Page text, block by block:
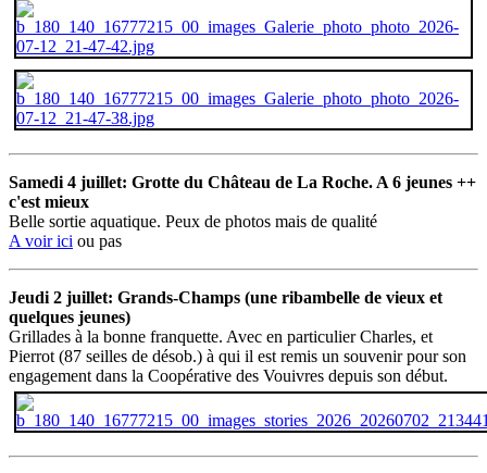
Samedi 4 juillet: Grotte du Château de La Roche. A 6 jeunes ++
c'est mieux
Belle sortie aquatique. Peux de photos mais de qualité
A voir ici ou pas
Jeudi 2 juillet: Grands-Champs (une ribambelle de vieux et
quelques jeunes)
Grillades à la bonne franquette. Avec en particulier Charles, et
Pierrot (87 seilles de désob.) à qui il est remis un souvenir pour son
engagement dans la Coopérative des Vouivres depuis son début.